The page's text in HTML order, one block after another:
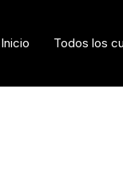
Inicio Todos los